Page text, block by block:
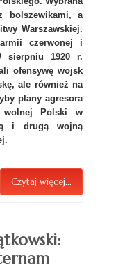
bolszewikami, a
Warszawskiej.
czerwonej i
sierpniu 1920 r.
ofensywę wojsk
ale również na
plany agresora
wolnej Polski w
i drugą wojną
Czytaj więcej...